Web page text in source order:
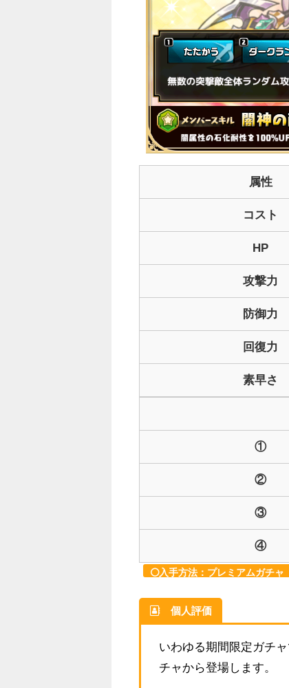
属性
コスト
HP
攻撃力
防御力
回復力
素早さ
①
②
③
④
入手方法：プレミアムガチャ
個人評価
いわゆる期間限定ガチ
チャから登場します。